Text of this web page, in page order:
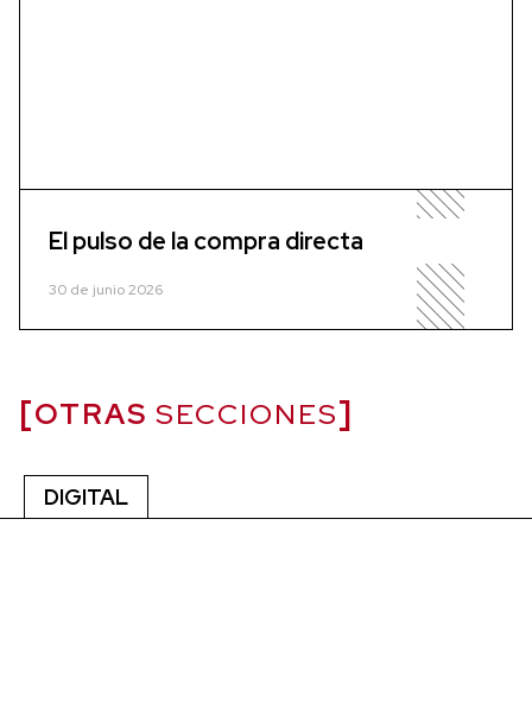
El pulso de la compra directa
30 de junio 2026
OTRAS SECCIONES
DIGITAL